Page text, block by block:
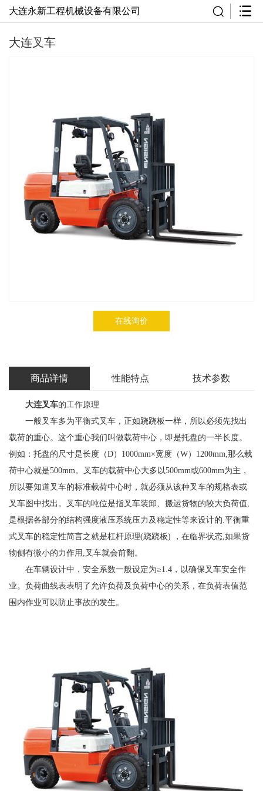
大连永新工程机械设备有限公司
大连叉车
在线询价
商品详情 性能特点 技术参数
大连叉车的工作原理
一般叉车多为平衡式叉车，正如跷跷板一样，所以必须先找出
载荷的重心。这个重心我们叫做载荷中心，即是托盘的一半长度。
例如：托盘的尺寸是长度（D）1000mm×宽度（W）1200mm,那么载
荷中心就是500mm。叉车的载荷中心大多以500mm或600mm为主，
所以要知道叉车的标准载荷中心时，就必须从该种叉车的规格表或
叉车图中找出。叉车的吨位是指叉车装卸、搬运货物的较大负荷值,
是根据各部分的结构强度液压系统压力及稳定性等来设计的.平衡重
式叉车的稳定性简言之就是杠杆原理(跷跷板) ，在临界状态,如果货
物侧有微小的力作用,叉车就会前翻。
在车辆设计中，安全系数一般设定为≥1.4，以确保叉车安全作
业。负荷曲线表表明了允许负荷及负荷中心的关系，在负荷表值范
围内作业可以防止事故的发生。